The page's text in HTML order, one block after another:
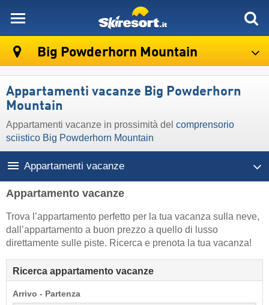
Big Powderhorn Mountain
Appartamenti vacanze Big Powderhorn
Mountain
Appartamenti vacanze in prossimità del comprensorio
sciistico Big Powderhorn Mountain
Appartamenti vacanze
Appartamento vacanze
Trova l’appartamento perfetto per la tua vacanza sulla neve,
dall’appartamento a buon prezzo a quello di lusso
direttamente sulle piste. Ricerca e prenota la tua vacanza!
Ricerca appartamento vacanze
Arrivo - Partenza